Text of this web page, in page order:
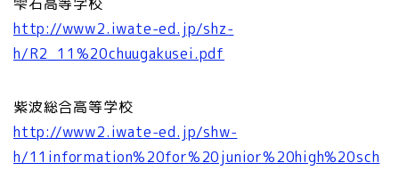
http://www2.iwate-ed.jp/shz-
h/R2_11%20chuugakusei.pdf
紫波総合高等学校
http://www2.iwate-ed.jp/shw-
h/11information%20for%20junior%20high%20sch